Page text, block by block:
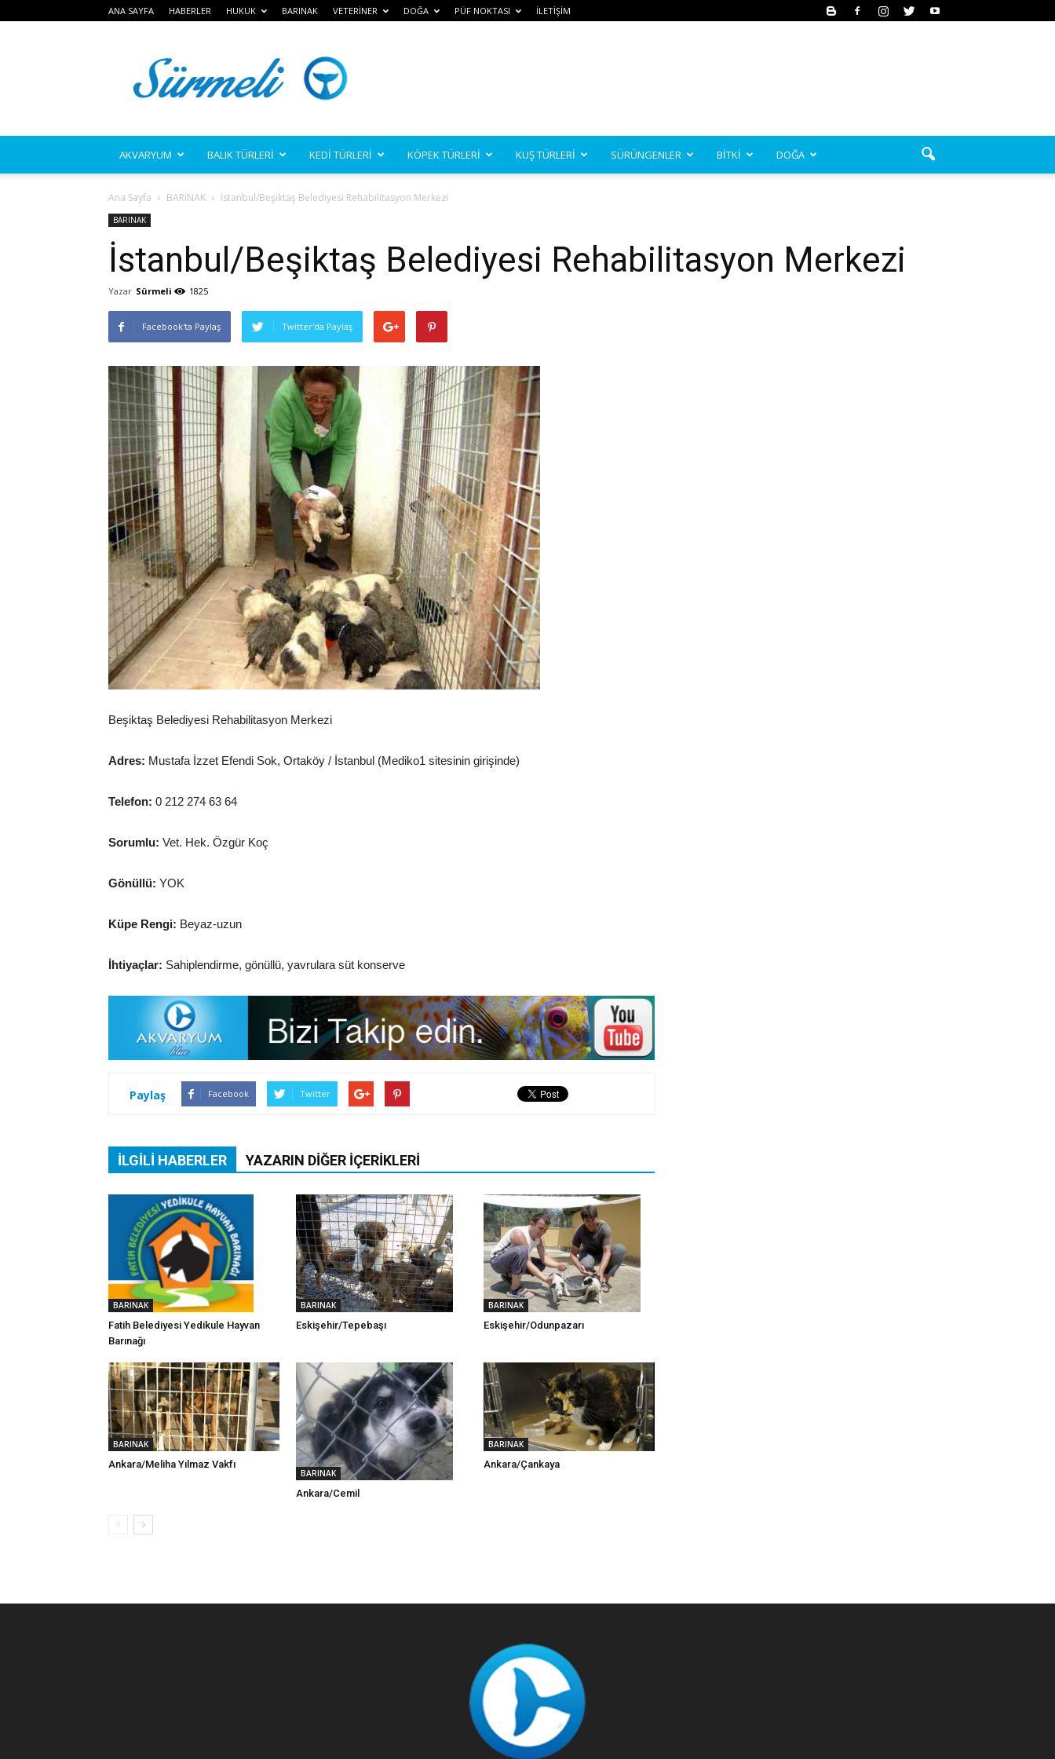
ANA SAYFA HABERLER HUKUK BARINAK VETERİNER DOĞA PÜF NOKTASI İLETİŞİM
AKVARYUM BALIK TÜRLERİ KEDİ TÜRLERİ KÖPEK TÜRLERİ KUŞ TÜRLERİ SÜRÜNGENLER BİTKİ DOĞA
Ana Sayfa BARINAK İstanbul/Beşiktaş Belediyesi Rehabilitasyon Merkezi
BARINAK
İstanbul/Beşiktaş Belediyesi Rehabilitasyon Merkezi
Yazar Sürmeli 1825
Facebook'ta Paylaş Twitter'da Paylaş
Beşiktaş Belediyesi Rehabilitasyon Merkezi
Adres: Mustafa İzzet Efendi Sok, Ortaköy / İstanbul (Mediko1 sitesinin girişinde)
Telefon: 0 212 274 63 64
Sorumlu: Vet. Hek. Özgür Koç
Gönüllü: YOK
Küpe Rengi: Beyaz-uzun
İhtiyaçlar: Sahiplendirme, gönüllü, yavrulara süt konserve
Paylaş Facebook Twitter
İLGILI HABERLER YAZARIN DIĞER İÇERIKLERI
BARINAK
Fatih Belediyesi Yedikule Hayvan
Barınağı
BARINAK
Eskişehir/Tepebaşı
BARINAK
Eskişehir/Odunpazarı
BARINAK
Ankara/Meliha Yılmaz Vakfı
BARINAK
Ankara/Cemil
BARINAK
Ankara/Çankaya